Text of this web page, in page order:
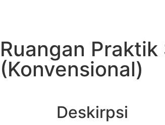
Ruangan
(Konvensional)
Deskirpsi